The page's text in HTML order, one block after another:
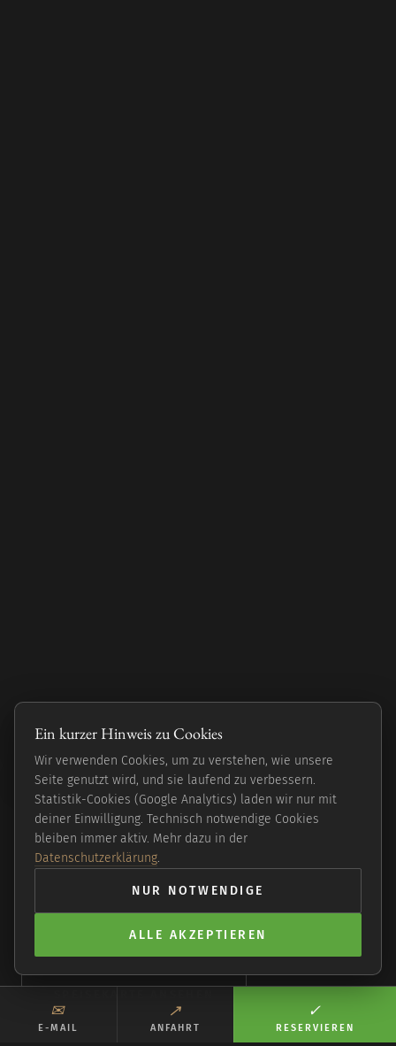
Eine kleine Reise
einmal um die Welt.
Moderne vegane Küche in Hamburg-Langenhorn —
global inspiriert, frisch und bodenständig. Abends,
in einem Haus, das man finden muss.
TISCH SICHERN
✉︎
E-MAIL
↗︎
ANFAHRT
✓︎
RESERVIEREN
Ein kurzer Hinweis zu Cookies
Wir verwenden Cookies, um zu verstehen, wie unsere
Seite genutzt wird, und sie laufend zu verbessern.
Statistik-Cookies (Google Analytics) laden wir nur mit
deiner Einwilligung. Technisch notwendige Cookies
bleiben immer aktiv. Mehr dazu in der
Datenschutzerklärung.
NUR NOTWENDIGE
ALLE AKZEPTIEREN